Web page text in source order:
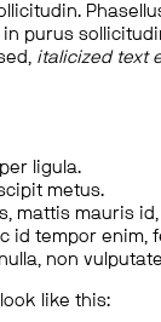
purus
italicized text
ligula.
metus.
mattis mauris
id tempor enim,
non
like this: